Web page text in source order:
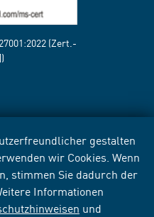
gestalten
wir Cookies. Wenn
stimmen Sie dadurch der
Informationen
und
(Zert.-